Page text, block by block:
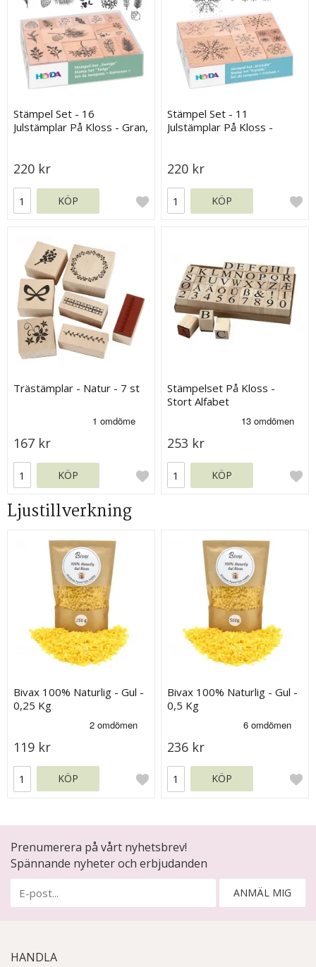
Stämpel Set - 16
Julstämplar På Kloss - Gran,
220 kr
KÖP
Stämpel Set - 11
Julstämplar På Kloss -
220 kr
KÖP
Trästämplar - Natur - 7 st
167 kr
KÖP
Stämpelset På Kloss -
Stort Alfabet
253 kr
KÖP
Ljustillverkning
Bivax 100% Naturlig - Gul -
0,25 Kg
119 kr
KÖP
Bivax 100% Naturlig - Gul -
0,5 Kg
236 kr
KÖP
Prenumerera på vårt nyhetsbrev!
Spännande nyheter och erbjudanden
ANMÄL MIG
HANDLA